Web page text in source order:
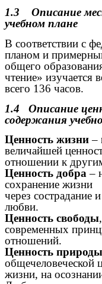
1.3 Описание
учебном плане
В соответствии с
планом и
общего
чтение» изучается
всего 136 часов.
1.4 Описание
содержания
Ценность жизни–
величайшей
отношении к
Ценность добра –
сохранение жизни
через сострадание
любви.
Ценность свободы
современных
отношений.
Ценность природы
общечеловеческой
жизни, на